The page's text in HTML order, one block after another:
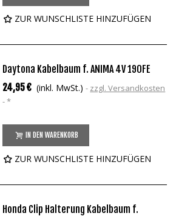
ZUR WUNSCHLISTE HINZUFÜGEN
Daytona Kabelbaum f. ANIMA 4V 190FE
24,95 € (inkl. MwSt.)
zzgl. Versandkosten
*
IN DEN WARENKORB
ZUR WUNSCHLISTE HINZUFÜGEN
Honda Clip Halterung Kabelbaum f.